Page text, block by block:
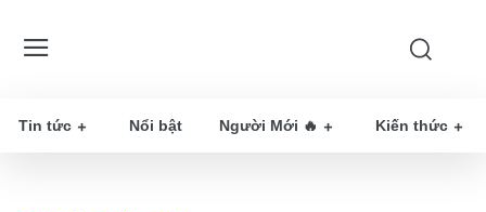
Tin tức Nổi bật Người Mới 🔥 Kiến thức